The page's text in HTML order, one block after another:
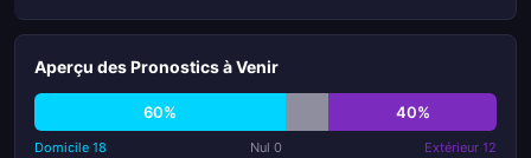
Aperçu des Pronostics à Venir
60% 40%
Domicile 18 Nul 0 Extérieur 12